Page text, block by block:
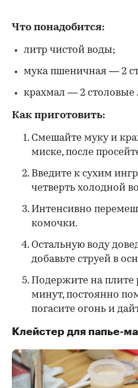
Что понадобится:
литр чистой воды;
мука пшеничная — 2
крахмал — 2 столовые
Как приготовить:
Смешайте муку и
миске, после
Введите к сухим
четверть холодной
Интенсивно
комочки.
Остальную воду
добавьте струей в
Подержите на плите
минут, постоянно
погасите огонь и
Клейстер для папье-